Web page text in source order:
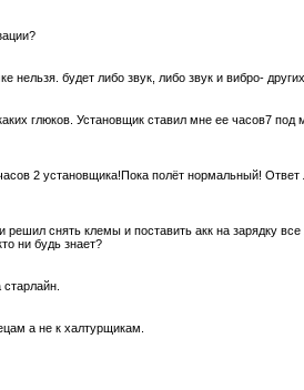
будет либо звук, либо звук и вибро- других
глюков. Установщик ставил мне ее часов7
2 установщика!Пока полёт нормальный!
снять клемы и поставить акк на зарядку
ни будь знает?
а не к халтурщикам.